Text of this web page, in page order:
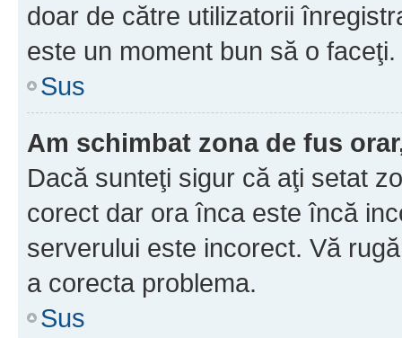
doar de către utilizatorii
este un moment bun să o faceţi.
Sus
Am schimbat zona de fus
Dacă sunteţi sigur că aţi setat
corect dar ora înca este încă
serverului este incorect. Vă
a corecta problema.
Sus